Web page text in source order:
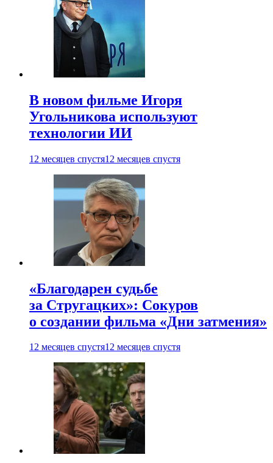
В новом фильме Игоря
Угольникова используют
технологии ИИ
12 месяцев спустя12 месяцев спустя
«Благодарен судьбе
за Стругацких»: Сокуров
о создании фильма «Дни затмения»
12 месяцев спустя12 месяцев спустя